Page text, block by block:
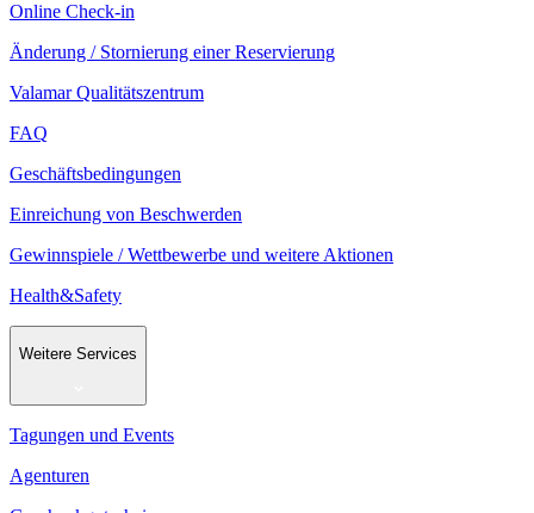
Online Check-in
Änderung / Stornierung einer Reservierung
Valamar Qualitätszentrum
FAQ
Geschäftsbedingungen
Einreichung von Beschwerden
Gewinnspiele / Wettbewerbe und weitere Aktionen
Health&Safety
Weitere Services
Tagungen und Events
Agenturen